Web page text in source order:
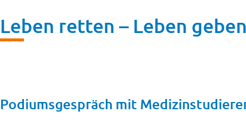
Leben retten – Leben geben
Podiumsgespräch mit